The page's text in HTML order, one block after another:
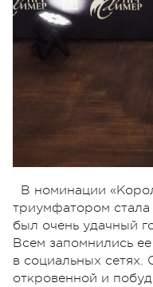
В номинации
триумфатором
был очень удачный
Всем запомнились
в социальных сетях.
откровенной и